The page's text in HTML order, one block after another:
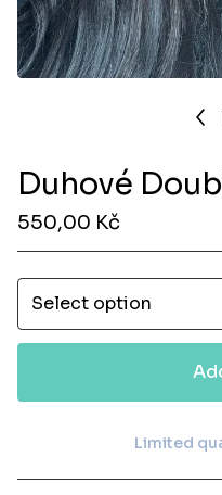
Duhové
550,00 Kč
Limited